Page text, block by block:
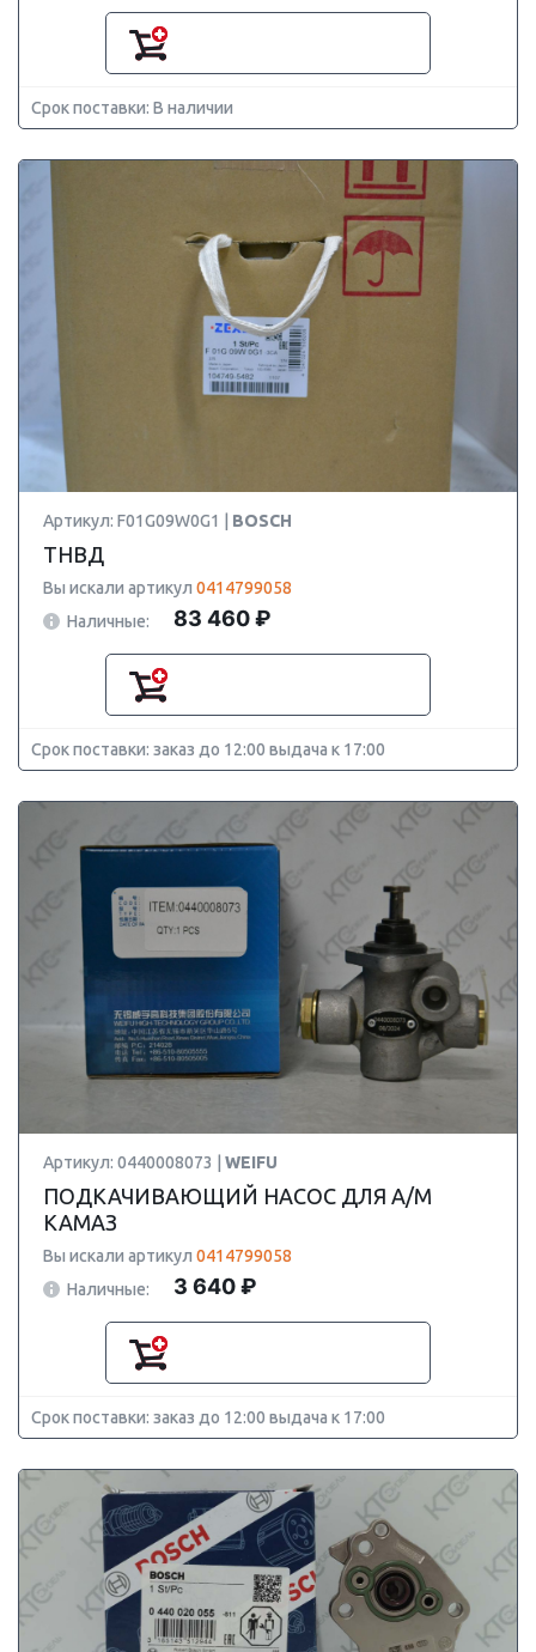
Срок поставки: В наличии
Артикул: F01G09W0G1 | BOSCH
ТНВД
Вы искали артикул 0414799058
Наличные:
83 460 ₽
Срок поставки: заказ до 12:00 выдача к 17:00
Артикул: 0440008073 | WEIFU
ПОДКАЧИВАЮЩИЙ НАСОС ДЛЯ А/М
КАМАЗ
Вы искали артикул 0414799058
Наличные:
3 640 ₽
Срок поставки: заказ до 12:00 выдача к 17:00